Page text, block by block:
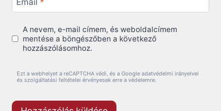
Email *
A nevem, e-mail címem, és weboldalcímem
mentése a böngészőben a következő
hozzászólásomhoz.
Ezt a webhelyet a reCAPTCHA védi, és a Google adatvédelmi irányelvei
és szolgáltatási feltételei érvényesek erre a védelemre.